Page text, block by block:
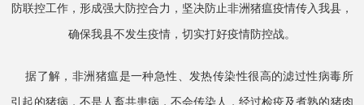
防联控工作，形成强大防控合力，坚决防止非洲猪瘟疫情传入我县，
确保我县不发生疫情，切实打好疫情防控战。
据了解，非洲猪瘟是一种急性、发热传染性很高的滤过性病毒所
引起的猪病，不是人畜共患病，不会传染人，经过检疫及煮熟的猪肉